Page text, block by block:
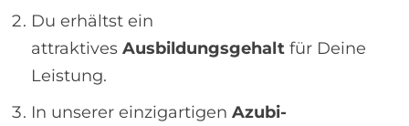
Du erhältst ein
attraktives Ausbildungsgehalt für Deine
Leistung.
In unserer einzigartigen Azubi-